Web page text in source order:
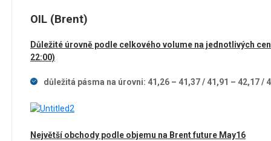
OIL (Brent)
Důležité úrovně podle celkového volume na jednotlivých
22:00)
důležitá pásma na úrovni: 41,26 – 41,37 / 41,91 – 42,17 /
Největší obchody podle objemu na Brent future May16